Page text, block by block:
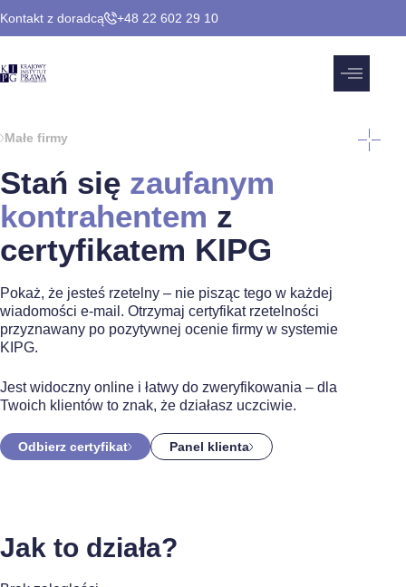
Kontakt z doradcą +48 22 602 29 10
Małe firmy
Stań się zaufanym
kontrahentem z
certyfikatem KIPG
Pokaż, że jesteś rzetelny – nie pisząc tego w każdej
wiadomości e-mail. Otrzymaj certyfikat rzetelności
przyznawany po pozytywnej ocenie firmy w systemie
KIPG.
Jest widoczny online i łatwy do zweryfikowania – dla
Twoich klientów to znak, że działasz uczciwie.
Odbierz certyfikat Panel klienta
Jak to działa?